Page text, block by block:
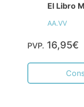
El Libro
AA.VV
PVP. 16,95€